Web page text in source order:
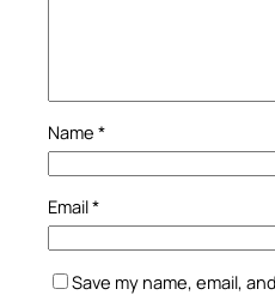
Name *
Email*
Save my name, email,